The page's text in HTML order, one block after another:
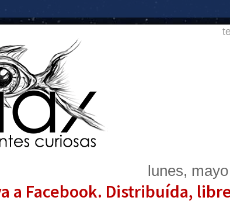
lunes,
a Facebook. Distribuída,